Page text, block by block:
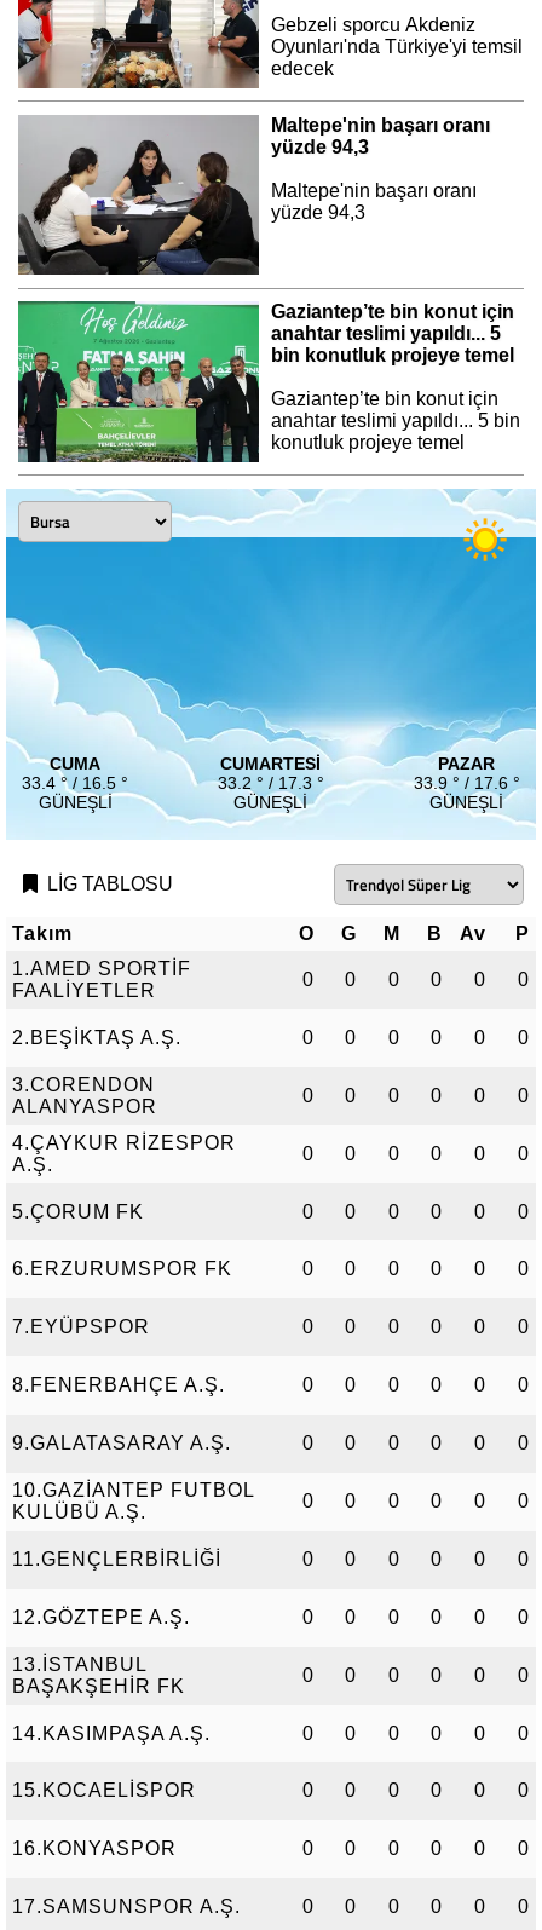
Gebzeli sporcu Akdeniz
Oyunları'nda Türkiye'yi temsil
edecek
Maltepe'nin başarı oranı
yüzde 94,3
Maltepe'nin başarı oranı
yüzde 94,3
Gaziantep’te bin konut için
anahtar teslimi yapıldı... 5
bin konutluk projeye temel
Gaziantep’te bin konut için
anahtar teslimi yapıldı... 5 bin
konutluk projeye temel
CUMA
33.4 ° / 16.5 °
GÜNEŞLI
CUMARTESI
33.2 ° / 17.3 °
GÜNEŞLI
PAZAR
33.9 ° / 17.6 °
GÜNEŞLI
LİG TABLOSU
Takım O G M B Av
P
1.AMED SPORTİF
FAALİYETLER
0 0 0 0 0 0
2.BEŞİKTAŞ A.Ş. 0 0 0 0 0 0
3.CORENDON
ALANYASPOR
0 0 0 0 0 0
4.ÇAYKUR RİZESPOR
A.Ş.
0 0 0 0 0 0
5.ÇORUM FK 0 0 0 0 0 0
6.ERZURUMSPOR FK 0 0 0 0 0 0
7.EYÜPSPOR 0 0 0 0 0 0
8.FENERBAHÇE A.Ş. 0 0 0 0 0 0
9.GALATASARAY A.Ş. 0 0 0 0 0 0
10.GAZİANTEP FUTBOL
KULÜBÜ A.Ş.
0 0 0 0 0 0
11.GENÇLERBİRLİĞİ 0 0 0 0 0 0
12.GÖZTEPE A.Ş. 0 0 0 0 0 0
13.İSTANBUL
BAŞAKŞEHİR FK
0 0 0 0 0 0
14.KASIMPAŞA A.Ş. 0 0 0 0 0 0
15.KOCAELİSPOR 0 0 0 0 0 0
16.KONYASPOR 0 0 0 0 0 0
17.SAMSUNSPOR A.Ş. 0 0 0 0 0 0